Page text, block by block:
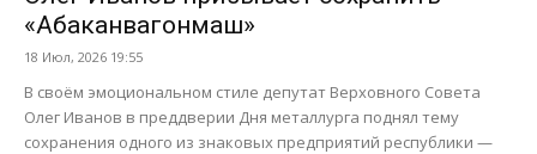
«Абаканвагонмаш»
18 Июл, 2026 19:55
В своём эмоциональном стиле депутат Верховного Совета
Олег Иванов в преддверии Дня металлурга поднял тему
сохранения одного из знаковых предприятий республики —